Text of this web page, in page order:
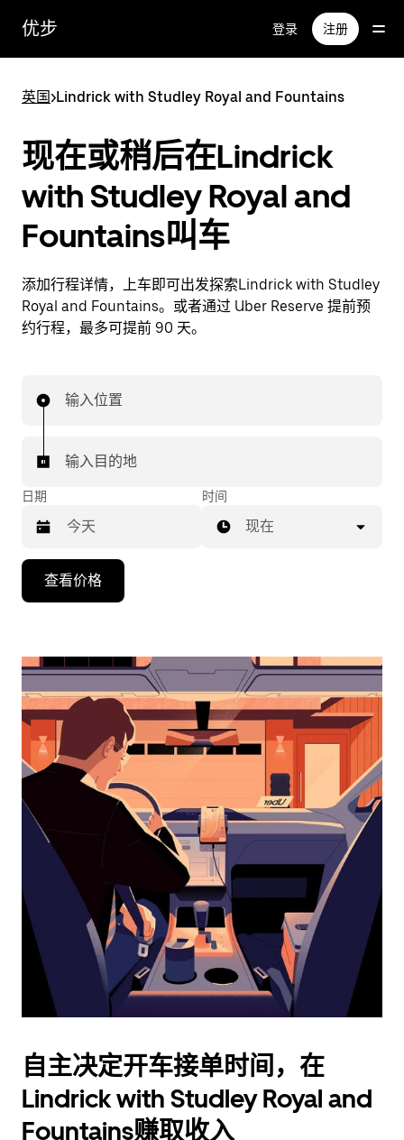
优步 登录 注册
英国>Lindrick with Studley Royal and Fountains
现在或稍后在Lindrick
with Studley Royal and
Fountains叫车
添加行程详情，上车即可出发探索Lindrick with Studley
Royal and Fountains。或者通过 Uber Reserve 提前预
约行程，最多可提前 90 天。
输入位置
输入目的地
日期
向
头
浏
日
并
期。
按
退
闭
日
历。
时间
现在
查看价格
自主决定开车接单时间，在
Lindrick with Studley Royal and
Fountains赚取收入